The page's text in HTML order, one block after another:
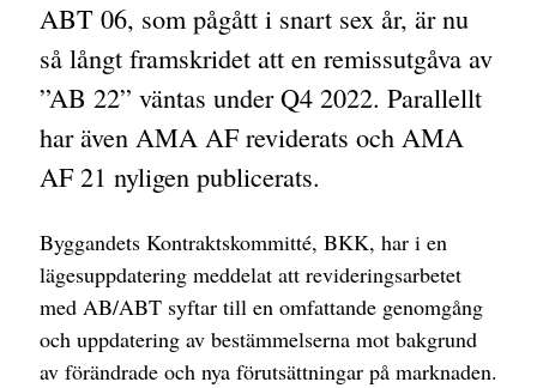
ABT 06, som pågått i snart sex år, är nu
så långt framskridet att en remissutgåva av
”AB 22” väntas under Q4 2022. Parallellt
har även AMA AF reviderats och AMA
AF 21 nyligen publicerats.
Byggandets Kontraktskommitté, BKK, har i en
lägesuppdatering meddelat att revideringsarbetet
med AB/ABT syftar till en omfattande genomgång
och uppdatering av bestämmelserna mot bakgrund
av förändrade och nya förutsättningar på marknaden.